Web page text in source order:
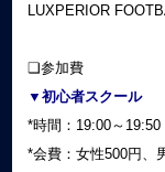
LUXPERIOR
❏参加費
▼初心者スクール
*時間：19:00～19:50
*会費：女性500円、